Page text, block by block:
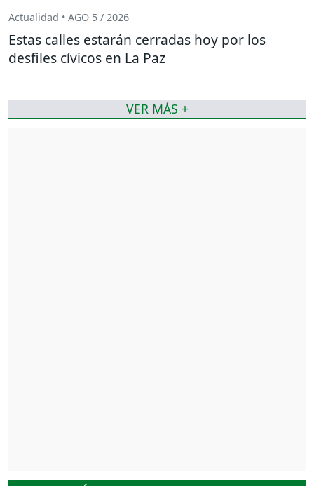
Actualidad • AGO 5 / 2026
Estas calles estarán cerradas hoy por los
desfiles cívicos en La Paz
VER MÁS +